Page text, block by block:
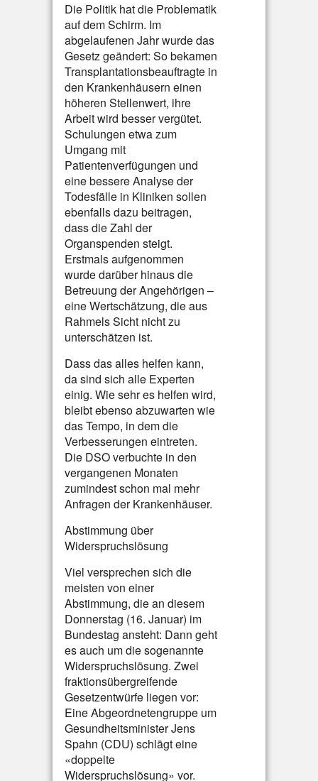
Die Politik hat die Problematik
auf dem Schirm. Im
abgelaufenen Jahr wurde das
Gesetz geändert: So bekamen
Transplantationsbeauftragte in
den Krankenhäusern einen
höheren Stellenwert, ihre
Arbeit wird besser vergütet.
Schulungen etwa zum
Umgang mit
Patientenverfügungen und
eine bessere Analyse der
Todesfälle in Kliniken sollen
ebenfalls dazu beitragen,
dass die Zahl der
Organspenden steigt.
Erstmals aufgenommen
wurde darüber hinaus die
Betreuung der Angehörigen –
eine Wertschätzung, die aus
Rahmels Sicht nicht zu
unterschätzen ist.
Dass das alles helfen kann,
da sind sich alle Experten
einig. Wie sehr es helfen wird,
bleibt ebenso abzuwarten wie
das Tempo, in dem die
Verbesserungen eintreten.
Die DSO verbuchte in den
vergangenen Monaten
zumindest schon mal mehr
Anfragen der Krankenhäuser.
Abstimmung über
Widerspruchslösung
Viel versprechen sich die
meisten von einer
Abstimmung, die an diesem
Donnerstag (16. Januar) im
Bundestag ansteht: Dann geht
es auch um die sogenannte
Widerspruchslösung. Zwei
fraktionsübergreifende
Gesetzentwürfe liegen vor:
Eine Abgeordnetengruppe um
Gesundheitsminister Jens
Spahn (CDU) schlägt eine
«doppelte
Widerspruchslösung» vor.